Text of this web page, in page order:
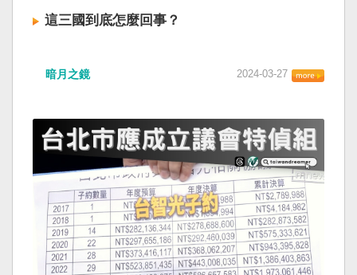
這三國到底怎麼回事？
暗月之鏡 2024-03-27